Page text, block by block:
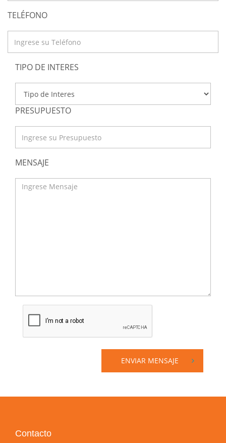
TELÉFONO
TIPO DE INTERES
PRESUPUESTO
MENSAJE
ENVIAR MENSAJE
Contacto